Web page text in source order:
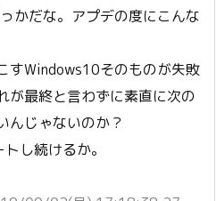
かだな。アプデの度にこんな
すWindows10そのものが失敗
が最終と言わずに素直に次の
んじゃないのか？
し続けるか。